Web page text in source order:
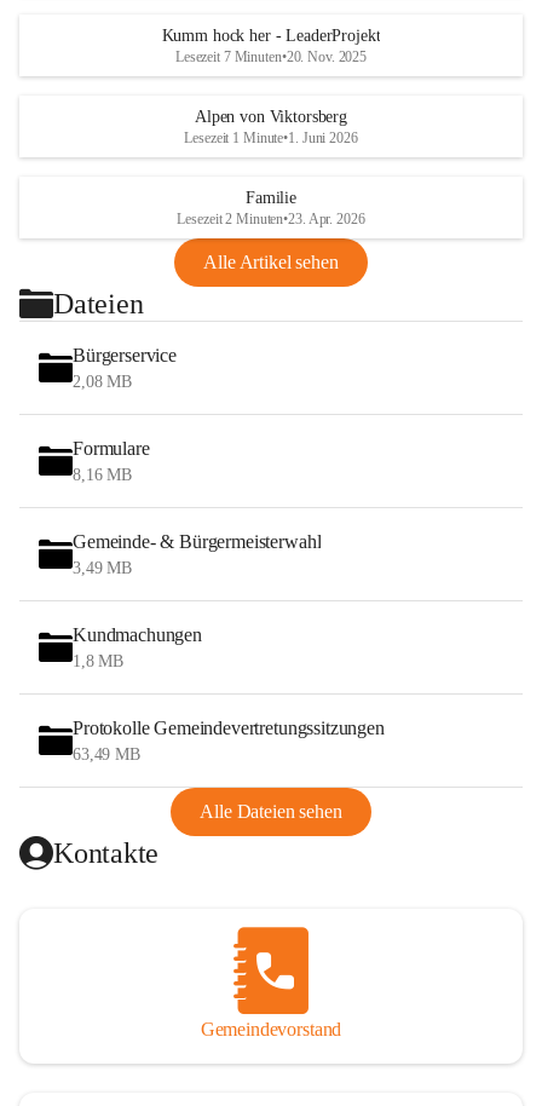
Kumm hock her - LeaderProjekt
Lesezeit 7 Minuten•20. Nov. 2025
Alpen von Viktorsberg
Lesezeit 1 Minute•1. Juni 2026
Familie
Lesezeit 2 Minuten•23. Apr. 2026
Alle Artikel sehen
Dateien
Bürgerservice
2,08 MB
Formulare
8,16 MB
Gemeinde- & Bürgermeisterwahl
3,49 MB
Kundmachungen
1,8 MB
Protokolle Gemeindevertretungssitzungen
63,49 MB
Alle Dateien sehen
Kontakte
Gemeindevorstand